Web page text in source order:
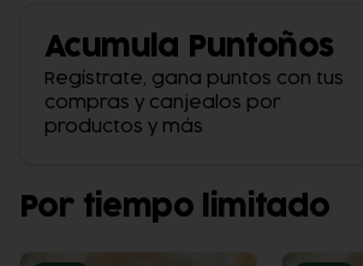
Acumula Puntoños
Regístrate, gana puntos con tus
compras y canjealos por
productos y más
Por tiempo limitado